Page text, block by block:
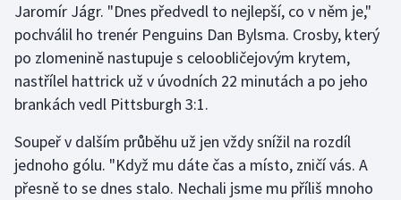
Házená
Jezdectví
Judo
Krasobruslení
Lezení
Jaromír Jágr. "Dnes předvedl to nejlepší, co v něm je,"
pochválil ho trenér Penguins Dan Bylsma. Crosby, který
po zlomenině nastupuje s celoobličejovým krytem,
nastřílel hattrick už v úvodních 22 minutách a po jeho
brankách vedl Pittsburgh 3:1.
Soupeř v dalším průběhu už jen vždy snížil na rozdíl
jednoho gólu. "Když mu dáte čas a místo, zničí vás. A
přesně to se dnes stalo. Nechali jsme mu příliš mnoho